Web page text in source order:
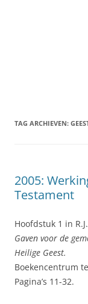
TAG ARCHIEVEN:
2005:
Testament
Hoofdstuk 1 in
Gaven voor de
Heilige Geest.
Boekencentrum
Pagina’s 11-32.